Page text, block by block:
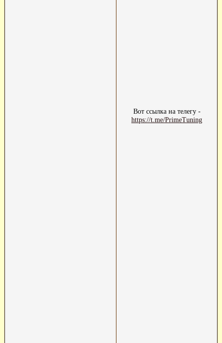
Вот ссылка на телегу -
https://t.me/PrimeTuning